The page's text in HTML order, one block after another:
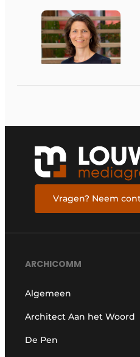
Vragen? Neem
ARCHICOMM
Algemeen
Architect Aan het Woord
De Pen